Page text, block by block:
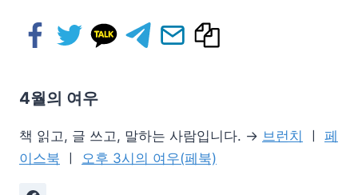
4월의 여우
책 읽고, 글 쓰고, 말하는 사람입니다. → 브런치
페
이스북
오후 3시의 여우(페북)